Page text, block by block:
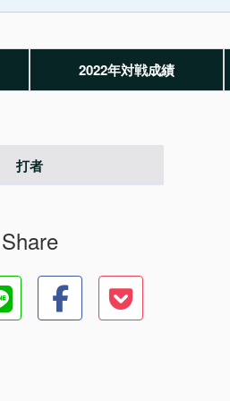
2022年対戦成績
打者
Share